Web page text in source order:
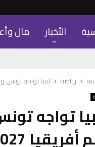
الأخبار مال
رياضة ليبيا تواجه تونس
تواجه
أفريقيا 2027